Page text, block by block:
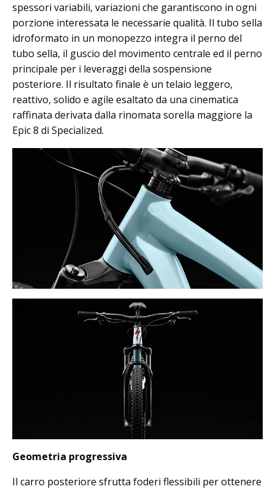
spessori variabili, variazioni che garantiscono in ogni
porzione interessata le necessarie qualità. Il tubo sella
idroformato in un monopezzo integra il perno del
tubo sella, il guscio del movimento centrale ed il perno
principale per i leveraggi della sospensione
posteriore. Il risultato finale è un telaio leggero,
reattivo, solido e agile esaltato da una cinematica
raffinata derivata dalla rinomata sorella maggiore la
Epic 8 di Specialized.
Geometria progressiva
Il carro posteriore sfrutta foderi flessibili per ottenere